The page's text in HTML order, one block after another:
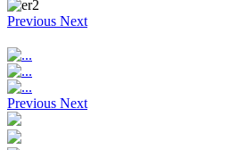
Previous Next
Previous Next